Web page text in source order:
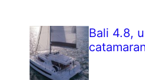
Bali 4.8,